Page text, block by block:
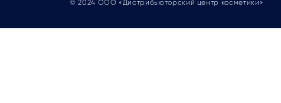
© 2024 ООО «Дистрибьюторский центр косметики»